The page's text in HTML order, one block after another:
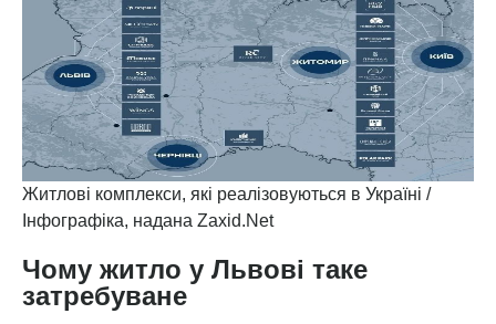
Житлові комплекси, які реалізовуються в Україні /
Інфографіка, надана Zaxid.Net
Чому житло у Львові таке
затребуване